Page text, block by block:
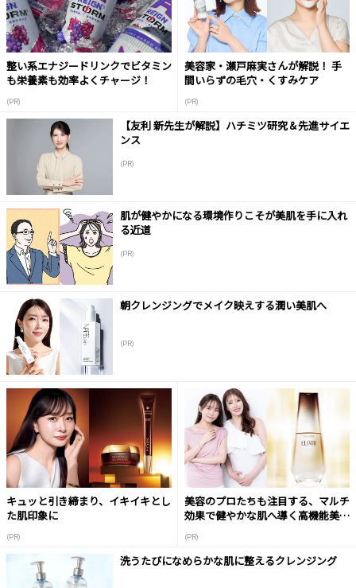
整い系エナジードリンクでビタミン
も栄養素も効率よくチャージ！
(PR)
美容家・瀬戸麻実さんが解説！ 手
間いらずの毛穴・くすみケア
(PR)
【友利 新先生が解説】ハチミツ研究＆先進サイエ
ンス
(PR)
肌が健やかになる環境作りこそが美肌を手に入れ
る近道
(PR)
朝クレンジングでメイク映えする潤い美肌へ
(PR)
キュッと引き締まり、イキイキとし
た肌印象に
(PR)
美容のプロたちも注目する、マルチ
効果で健やかな肌へ導く高機能美容
(PR)
洗うたびになめらかな肌に整えるクレンジング